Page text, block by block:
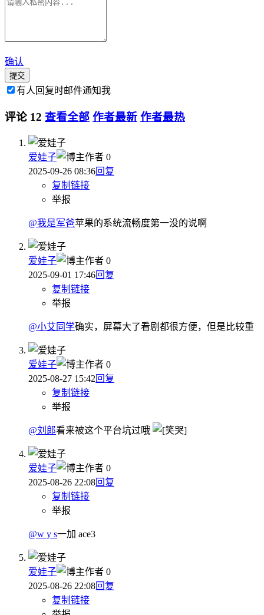
确认
提交
有人回复时邮件通知我
评论 12 查看全部 作者最新 作者最热
爱娃子 作者 0
2025-09-26 08:36回复
复制链接
举报
@我是军爸苹果的系统流畅度第一没的说啊
爱娃子 作者 0
2025-09-01 17:46回复
复制链接
举报
@小艾同学确实，屏幕大了看剧都很方便，但是比较重
爱娃子 作者 0
2025-08-27 15:42回复
复制链接
举报
@刘郎看来被这个平台坑过哦
爱娃子 作者 0
2025-08-26 22:08回复
复制链接
举报
@w y s一加 ace3
爱娃子 作者 0
2025-08-26 22:08回复
复制链接